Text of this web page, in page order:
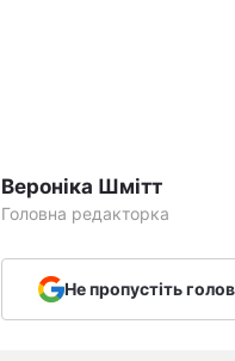
Вероніка Шмітт
Головна редакторка
Не пропустіть